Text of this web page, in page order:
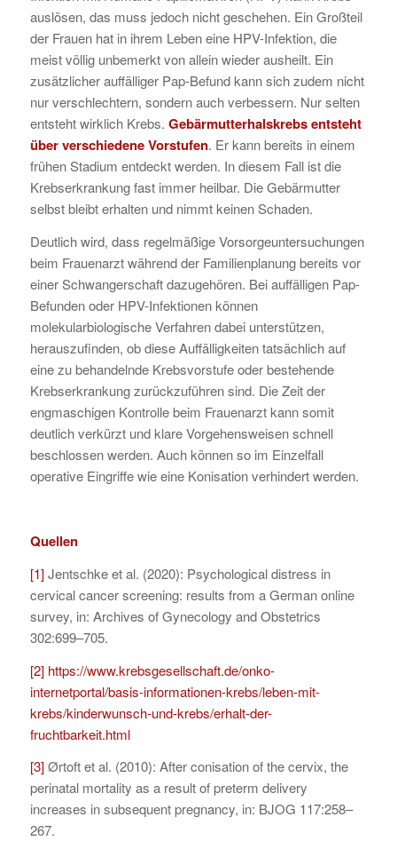
auslösen, das muss jedoch nicht geschehen. Ein Großteil
der Frauen hat in ihrem Leben eine HPV-Infektion, die
meist völlig unbemerkt von allein wieder ausheilt. Ein
zusätzlicher auffälliger Pap-Befund kann sich zudem nicht
nur verschlechtern, sondern auch verbessern. Nur selten
entsteht wirklich Krebs. Gebärmutterhalskrebs entsteht
über verschiedene Vorstufen. Er kann bereits in einem
frühen Stadium entdeckt werden. In diesem Fall ist die
Krebserkrankung fast immer heilbar. Die Gebärmutter
selbst bleibt erhalten und nimmt keinen Schaden.
Deutlich wird, dass regelmäßige Vorsorgeuntersuchungen
beim Frauenarzt während der Familienplanung bereits vor
einer Schwangerschaft dazugehören. Bei auffälligen Pap-
Befunden oder HPV-Infektionen können
molekularbiologische Verfahren dabei unterstützen,
herauszufinden, ob diese Auffälligkeiten tatsächlich auf
eine zu behandelnde Krebsvorstufe oder bestehende
Krebserkrankung zurückzuführen sind. Die Zeit der
engmaschigen Kontrolle beim Frauenarzt kann somit
deutlich verkürzt und klare Vorgehensweisen schnell
beschlossen werden. Auch können so im Einzelfall
operative Eingriffe wie eine Konisation verhindert werden.
Quellen
[1]Jentschke et al. (2020): Psychological distress in
cervical cancer screening: results from a German online
survey, in: Archives of Gynecology and Obstetrics
302:699–705.
[2] https://www.krebsgesellschaft.de/onko-
internetportal/basis-informationen-krebs/leben-mit-
krebs/kinderwunsch-und-krebs/erhalt-der-
fruchtbarkeit.html
[3]Ørtoft et al. (2010): After conisation of the cervix, the
perinatal mortality as a result of preterm delivery
increases in subsequent pregnancy, in: BJOG 117:258–
267.